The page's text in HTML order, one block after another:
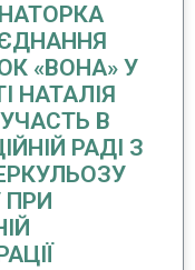
«ВОНА» У
НАТАЛІЯ
В
РАДІ З
ПРИ